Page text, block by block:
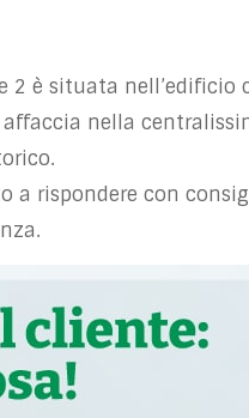
2 è situata nell’edificio
nella
a rispondere con